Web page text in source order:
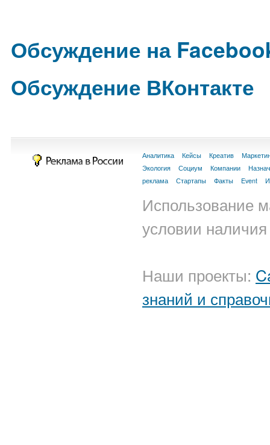
Обсуждение на
Обсуждение ВКонтакте
Аналитика Кейсы Креатив
Экология
Социум Компании
реклама
Стартапы Факты Event
Использование
условии
Наши проекты:
знаний и